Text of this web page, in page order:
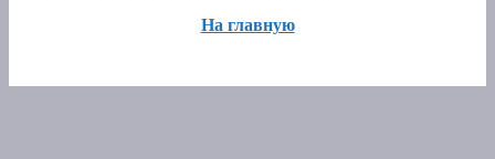
На главную